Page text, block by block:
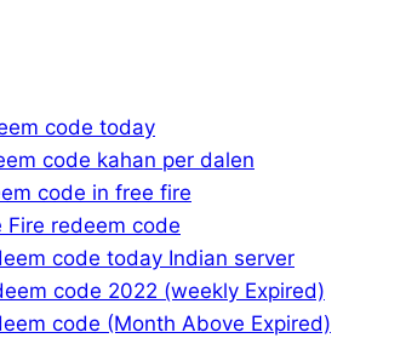
code today
code kahan per dalen
code in free fire
Fire redeem code
code today Indian server
code 2022 (weekly Expired)
code (Month Above Expired)